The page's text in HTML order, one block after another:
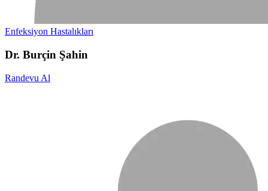
Enfeksiyon Hastalıkları
Dr. Burçin Şahin
Randevu Al